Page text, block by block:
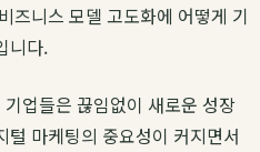
비즈니스 모델 고도화에 어떻게 기
니다.
업들은 끊임없이 새로운 성장
마케팅의 중요성이 커지면서